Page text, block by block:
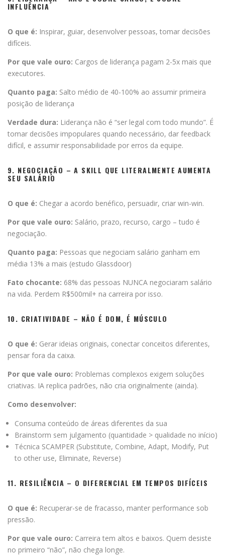
INFLUÊNCIA
O que é: Inspirar, guiar, desenvolver pessoas, tomar decisões
difíceis.
Por que vale ouro: Cargos de liderança pagam 2-5x mais que
executores.
Quanto paga: Salto médio de 40-100% ao assumir primeira
posição de liderança
Verdade dura: Liderança não é “ser legal com todo mundo”. É
tomar decisões impopulares quando necessário, dar feedback
difícil, e assumir responsabilidade por erros da equipe.
9. NEGOCIAÇÃO – A SKILL QUE LITERALMENTE AUMENTA
SEU SALÁRIO
O que é: Chegar a acordo benéfico, persuadir, criar win-win.
Por que vale ouro: Salário, prazo, recurso, cargo – tudo é
negociação.
Quanto paga: Pessoas que negociam salário ganham em
média 13% a mais (estudo Glassdoor)
Fato chocante: 68% das pessoas NUNCA negociaram salário
na vida. Perdem R$500mil+ na carreira por isso.
10. CRIATIVIDADE – NÃO É DOM, É MÚSCULO
O que é: Gerar ideias originais, conectar conceitos diferentes,
pensar fora da caixa.
Por que vale ouro: Problemas complexos exigem soluções
criativas. IA replica padrões, não cria originalmente (ainda).
Como desenvolver:
Consuma conteúdo de áreas diferentes da sua
Brainstorm sem julgamento (quantidade > qualidade no início)
Técnica SCAMPER (Substitute, Combine, Adapt, Modify, Put
to other use, Eliminate, Reverse)
11. RESILIÊNCIA – O DIFERENCIAL EM TEMPOS DIFÍCEIS
O que é: Recuperar-se de fracasso, manter performance sob
pressão.
Por que vale ouro: Carreira tem altos e baixos. Quem desiste
no primeiro “não”, não chega longe.